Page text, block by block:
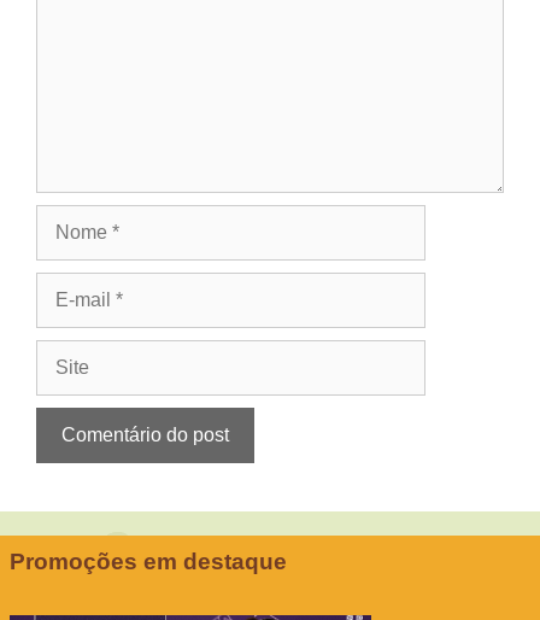
Promoções em destaque